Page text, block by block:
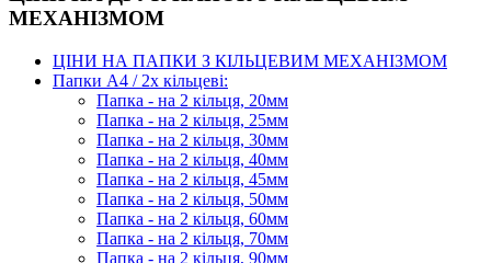
МЕХАНІЗМОМ
ЦІНИ НА ПАПКИ З КІЛЬЦЕВИМ МЕХАНІЗМОМ
Папки А4 / 2х кільцеві:
Папка - на 2 кільця, 20мм
Папка - на 2 кільця, 25мм
Папка - на 2 кільця, 30мм
Папка - на 2 кільця, 40мм
Папка - на 2 кільця, 45мм
Папка - на 2 кільця, 50мм
Папка - на 2 кільця, 60мм
Папка - на 2 кільця, 70мм
Папка - на 2 кільця, 90мм